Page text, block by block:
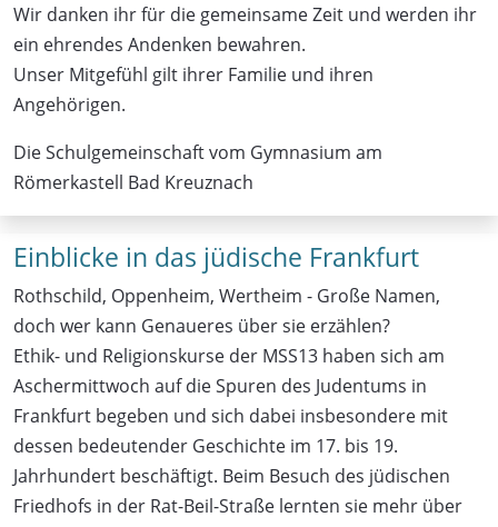
Wir danken ihr für die gemeinsame Zeit und werden ihr
ein ehrendes Andenken bewahren.
Unser Mitgefühl gilt ihrer Familie und ihren
Angehörigen.
Die Schulgemeinschaft vom Gymnasium am
Römerkastell Bad Kreuznach
Einblicke in das jüdische Frankfurt
Rothschild, Oppenheim, Wertheim - Große Namen,
doch wer kann Genaueres über sie erzählen?
Ethik- und Religionskurse der MSS13 haben sich am
Aschermittwoch auf die Spuren des Judentums in
Frankfurt begeben und sich dabei insbesondere mit
dessen bedeutender Geschichte im 17. bis 19.
Jahrhundert beschäftigt. Beim Besuch des jüdischen
Friedhofs in der Rat-Beil-Straße lernten sie mehr über